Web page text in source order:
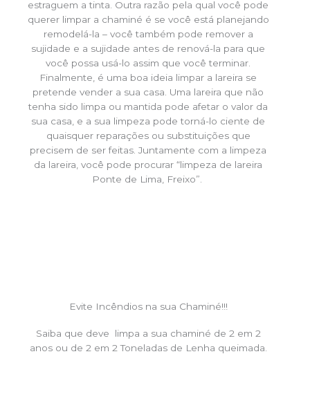
estraguem a tinta. Outra razão pela qual você pode
querer limpar a chaminé é se você está planejando
remodelá-la – você também pode remover a
sujidade e a sujidade antes de renová-la para que
você possa usá-lo assim que você terminar.
Finalmente, é uma boa ideia limpar a lareira se
pretende vender a sua casa. Uma lareira que não
tenha sido limpa ou mantida pode afetar o valor da
sua casa, e a sua limpeza pode torná-lo ciente de
quaisquer reparações ou substituições que
precisem de ser feitas. Juntamente com a limpeza
da lareira, você pode procurar “limpeza de lareira
Ponte de Lima, Freixo”.
Evite Incêndios na sua Chaminé!!!
Saiba que deve limpa a sua chaminé de 2 em 2
anos ou de 2 em 2 Toneladas de Lenha queimada.